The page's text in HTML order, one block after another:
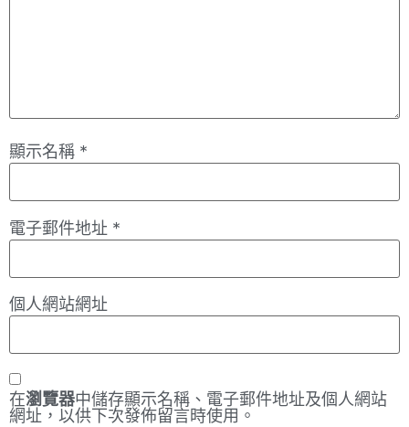
顯示名稱 *
電子郵件地址 *
個人網站網址
在瀏覽器中儲存顯示名稱、電子郵件地址及個人網站
網址，以供下次發佈留言時使用。